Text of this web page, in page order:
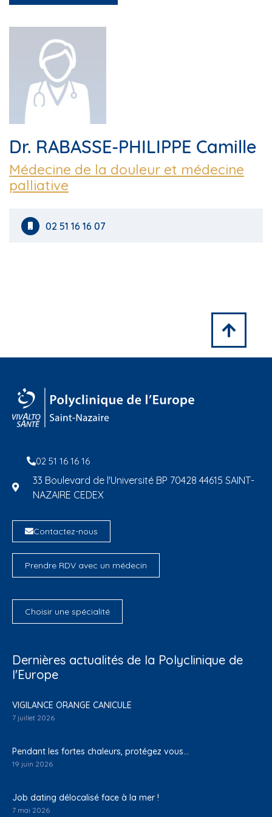
Dr. RABASSE-PHILIPPE Camille
Médecine de la douleur et médecine
palliative
02 51 16 16 07
02 51 16 16 16
33 Boulevard de l'Université BP 70428 44615 SAINT-
NAZAIRE CEDEX
Contactez-nous
Prendre RDV avec un médecin
Choisir une spécialité
Dernières actualités de la Polyclinique de
l'Europe
VIGILANCE ORANGE CANICULE
7 juillet 2026
Pendant les fortes chaleurs, protégez vous…
19 juin 2026
Job dating délocalisé face à la mer !
7 mai 2026